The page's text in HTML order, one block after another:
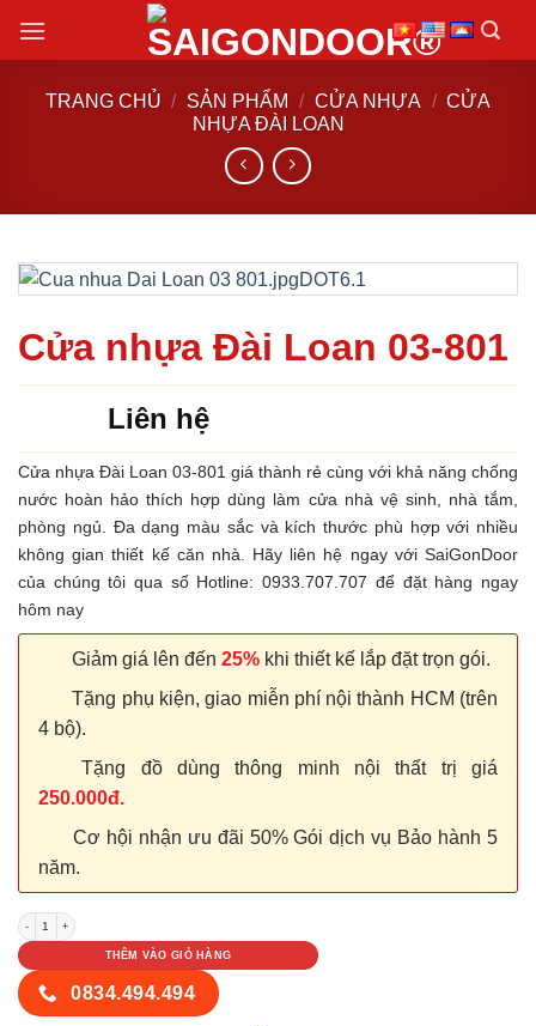
đến
TRANG CHỦ / SẢN PHẨM / CỬA NHỰA / CỬA
NHỰA ĐÀI LOAN
Cửa nhựa Đài Loan 03-801
Liên hệ
Cửa nhựa Đài Loan 03-801 giá thành rẻ cùng với khả năng chống
nước hoàn hảo thích hợp dùng làm cửa nhà vệ sinh, nhà tắm,
phòng ngủ. Đa dạng màu sắc và kích thước phù hợp với nhiều
không gian thiết kế căn nhà. Hãy liên hệ ngay với SaiGonDoor
của chúng tôi qua số Hotline: 0933.707.707 để đặt hàng ngay
hôm nay
Giảm giá lên đến 25% khi thiết kế lắp đặt trọn gói.
Tặng phụ kiện, giao miễn phí nội thành HCM (trên
4 bộ).
Tặng đồ dùng thông minh nội thất trị giá
250.000đ.
Cơ hội nhận ưu đãi 50% Gói dịch vụ Bảo hành 5
năm.
Cửa nhựa Đài Loan 03-801 số lượng
THÊM VÀO GIỎ HÀNG
0834.494.494